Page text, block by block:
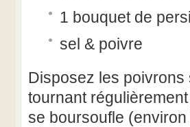
1 bouquet de
sel & poivre
Disposez les
tournant
se boursoufle